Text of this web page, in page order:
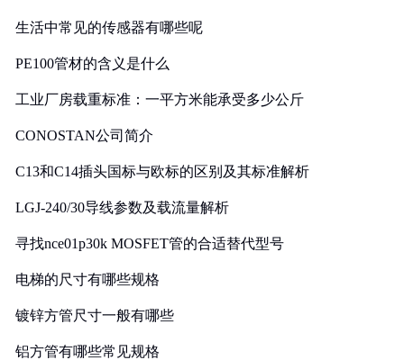
生活中常见的传感器有哪些呢
PE100管材的含义是什么
工业厂房载重标准：一平方米能承受多少公斤
CONOSTAN公司简介
C13和C14插头国标与欧标的区别及其标准解析
LGJ-240/30导线参数及载流量解析
寻找nce01p30k MOSFET管的合适替代型号
电梯的尺寸有哪些规格
镀锌方管尺寸一般有哪些
铝方管有哪些常见规格